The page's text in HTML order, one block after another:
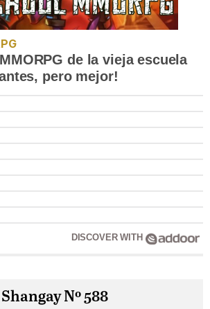
de la vieja escuela
pero mejor!
DISCOVER WITH
Shangay Nº 588